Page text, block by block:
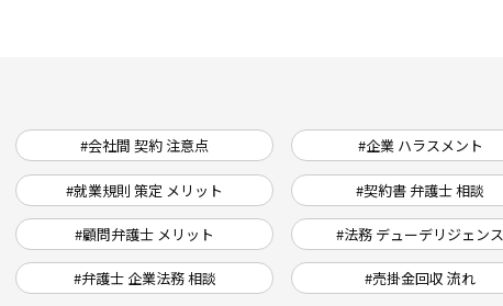
#会社間 契約 注意点 #企業 ハラスメント
#就業規則 策定 メリット #契約書 弁護士 相談
#顧問弁護士 メリット #法務 デューデリジェンス
#弁護士 企業法務 相談 #売掛金回収 流れ